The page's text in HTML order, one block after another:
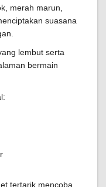
merah marun,
suasana
lembut serta
bermain
tertarik mencoba